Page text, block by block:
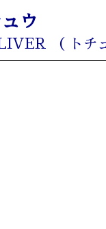
ュウ
（ トチ